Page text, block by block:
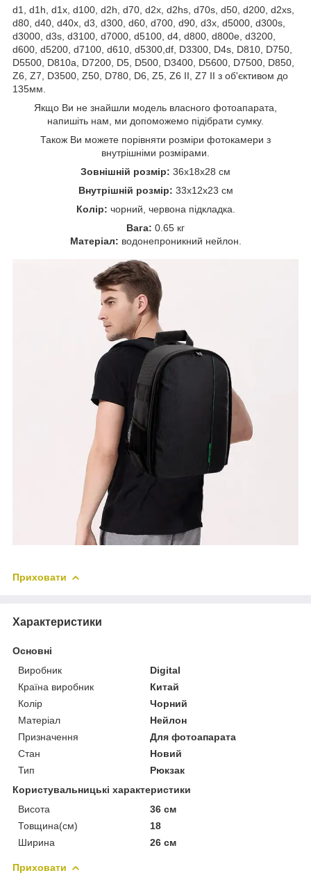
d1, d1h, d1x, d100, d2h, d70, d2x, d2hs, d70s, d50, d200, d2xs,
d80, d40, d40x, d3, d300, d60, d700, d90, d3x, d5000, d300s,
d3000, d3s, d3100, d7000, d5100, d4, d800, d800e, d3200,
d600, d5200, d7100, d610, d5300,df, D3300, D4s, D810, D750,
D5500, D810a, D7200, D5, D500, D3400, D5600, D7500, D850,
Z6, Z7, D3500, Z50, D780, D6, Z5, Z6 II, Z7 II з об'єктивом до
135мм.
Якщо Ви не знайшли модель власного фотоапарата,
напишіть нам, ми допоможемо підібрати сумку.
Також Ви можете порівняти розміри фотокамери з
внутрішніми розмірами.
Зовнішній розмір: 36x18x28 см
Внутрішній розмір: 33x12x23 см
Колір: чорний, червона підкладка.
Вага: 0.65 кг
Матеріал: водонепроникний нейлон.
Приховати
Характеристики
Основні
Виробник
Digital
Країна виробник
Китай
Колір
Чорний
Матеріал
Нейлон
Призначення
Для фотоапарата
Стан
Новий
Тип
Рюкзак
Користувальницькі характеристики
Висота
36 см
Товщина(см)
18
Ширина
26 см
Приховати